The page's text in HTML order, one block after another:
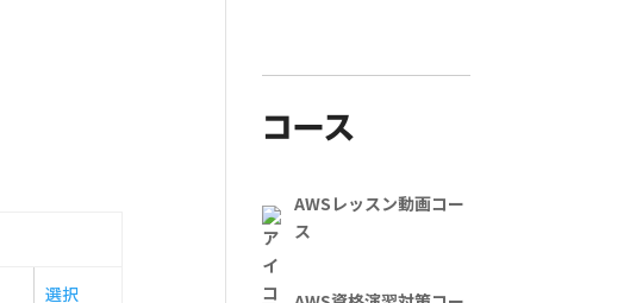
選択
コース
AWSレッスン動画コー
ス